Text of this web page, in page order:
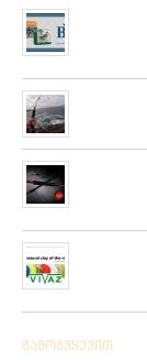
გამოგვყევით